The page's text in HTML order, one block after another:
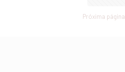
Próxima página